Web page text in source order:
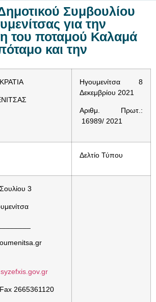
Συμβουλίου
για την
του ποταμού Καλαμά
και την
Ηγουμενίτσα 8
Δεκεμβρίου 2021
Αριθμ. Πρωτ.:
16989/ 2021
Δελτίο Τύπου
3
2665361120